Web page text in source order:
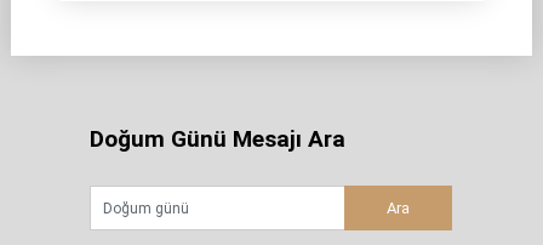
Doğum Günü Mesajı Ara